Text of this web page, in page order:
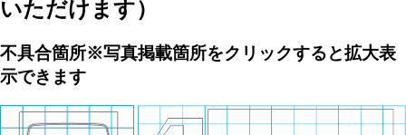
いただけます）
不具合箇所※写真掲載箇所をクリックすると拡大表
示できます